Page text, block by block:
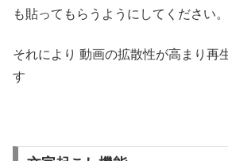
も貼ってもらうようにしてください。
それにより 動画の拡散性が高まり再
す